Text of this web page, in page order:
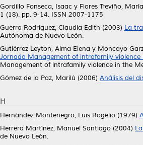
Gordillo Fonseca, Isaac y Flores Treviño,
1 (18). pp. 9-14. ISSN 2007-1175
Guerra Rodríguez, Claudia Edith (2003) La
Autónoma de Nuevo León.
Gutiérrez Leyton, Alma Elena y Moncayo
Jornada Management of intrafamily
Management of intrafamily violence in the
Gómez de la Paz, Marilú (2006) Análisis del
H
Hernández Montenegro, Luis Rogelio (1979)
Herrera Martínez, Manuel Santiago (2004)
de Nuevo León.